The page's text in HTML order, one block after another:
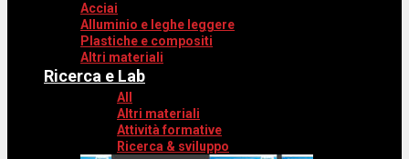
Acciai
Alluminio e leghe leggere
Plastiche e compositi
Altri materiali
Ricerca e Lab
All
Altri materiali
Attività formative
Ricerca & sviluppo